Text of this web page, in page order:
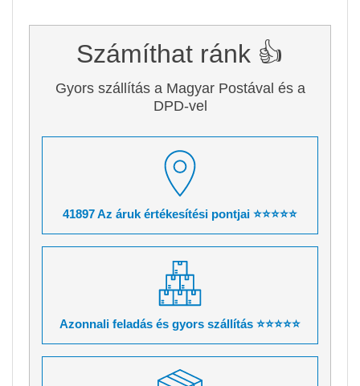
Számíthat ránk 👍
Gyors szállítás a Magyar Postával és a
DPD-vel
41897 Az áruk értékesítési pontjai ⭐⭐⭐⭐⭐
Azonnali feladás és gyors szállítás ⭐⭐⭐⭐⭐